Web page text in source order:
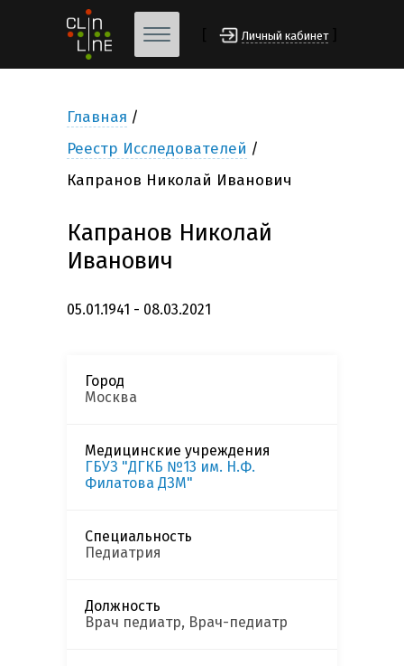
Личный кабинет
Главная
Реестр Исследователей
Капранов Николай Иванович
Капранов Николай
Иванович
05.01.1941 - 08.03.2021
Город
Москва
Медицинские учреждения
ГБУЗ "ДГКБ №13 им. Н.Ф.
Филатова ДЗМ"
Специальность
Педиатрия
Должность
Врач педиатр, Врач-педиатр